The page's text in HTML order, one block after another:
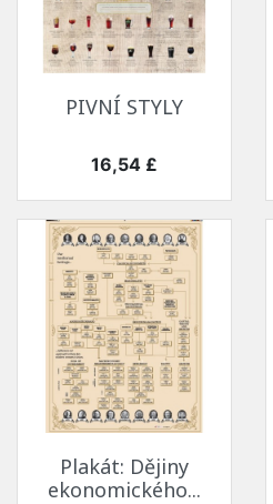
PIVNÍ STYLY
Cena
16,54 £
Plakát: Dějiny
ekonomického...